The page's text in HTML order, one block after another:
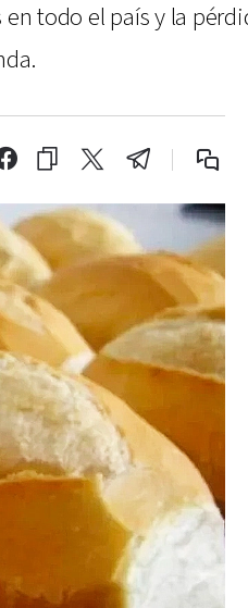
todo el país y la